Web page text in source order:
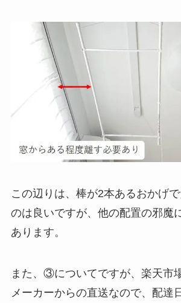
この辺りは、棒が2本あるおかげ
のは良いですが、他の配置の邪魔
あります。
また、③についてですが、楽天市
メーカーからの直送なので、配達